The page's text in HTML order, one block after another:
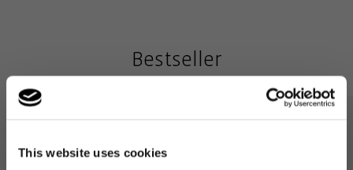
This website uses cookies
Bestseller